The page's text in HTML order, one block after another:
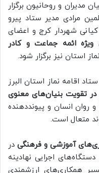
مدیران و روحانیون برگزار
مرادی مدیر ستاد پیرو
شهردار کرج و اعضای
ویژه ائمه جماعت و کادر
استان نیز برگزار شود.
اقامه نماز استان البرز
در تقویت بنیان‌های معنوی
روان انسان و پیوند‌دهنده
متعال است.
آموزشی و فرهنگیدر
اجرایی نهادینه
همکاری‌های ارزشمندی